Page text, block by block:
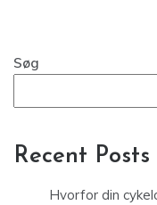
Søg
Recent Posts
Hvorfor din